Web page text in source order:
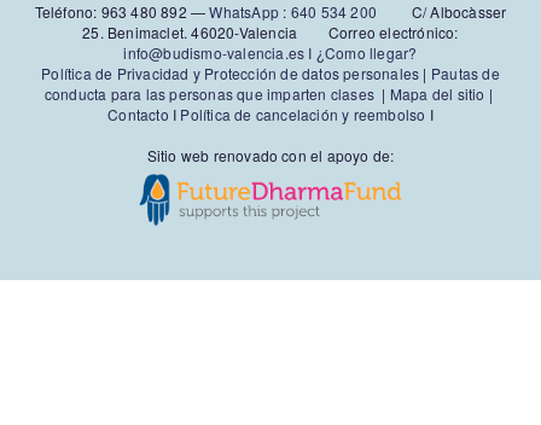
Teléfono: 963 480 892‬ —WhatsApp : 640 534 200 C/ Albocàsser
25. Benimaclet. 46020-Valencia Correo electrónico:
info@budismo-valencia.es I ¿Como llegar?
Política de Privacidad y Protección de datos personales | Pautas de
conducta para las personas que imparten clases| Mapa del sitio |
Contacto I Política de cancelación y reembolso I
Sitio web renovado con el apoyo de: